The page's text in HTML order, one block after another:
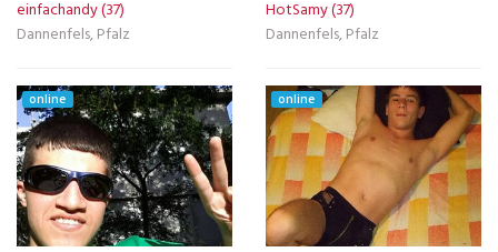
einfachandy (37)
Dannenfels, Pfalz
HotSamy (37)
Dannenfels, Pfalz
online online